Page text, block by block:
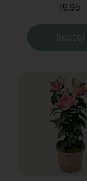
19,95
Bestel